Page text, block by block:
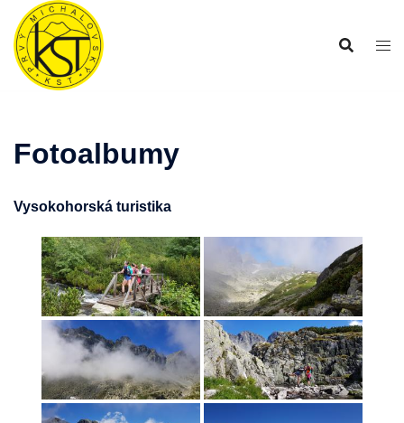
Preskočiť
obsah
Fotoalbumy
Vysokohorská turistika